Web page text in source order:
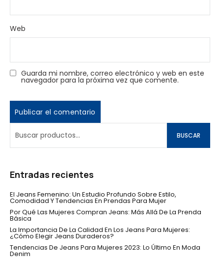
Web
Guarda mi nombre, correo electrónico y web en este
navegador para la próxima vez que comente.
BUSCAR
Entradas recientes
El Jeans Femenino: Un Estudio Profundo Sobre Estilo,
Comodidad Y Tendencias En Prendas Para Mujer
Por Qué Las Mujeres Compran Jeans: Más Allá De La Prenda
Básica
La Importancia De La Calidad En Los Jeans Para Mujeres:
¿Cómo Elegir Jeans Duraderos?
Tendencias De Jeans Para Mujeres 2023: Lo Último En Moda
Denim